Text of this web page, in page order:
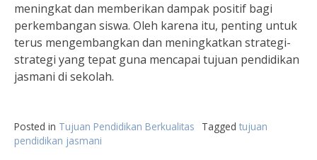
meningkat dan memberikan dampak positif bagi
perkembangan siswa. Oleh karena itu, penting untuk
terus mengembangkan dan meningkatkan strategi-
strategi yang tepat guna mencapai tujuan pendidikan
jasmani di sekolah.
Posted in Tujuan Pendidikan Berkualitas Tagged tujuan
pendidikan jasmani